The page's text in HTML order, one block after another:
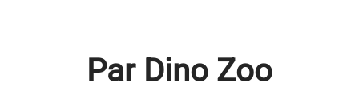
Par Dino Zoo